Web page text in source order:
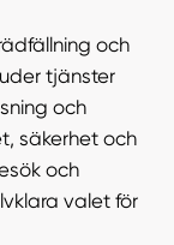
och
tjänster
och
säkerhet och
och
valet för